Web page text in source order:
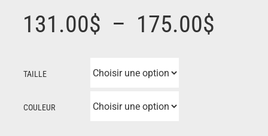
131.00$ – 175.00$
TAILLE
COULEUR